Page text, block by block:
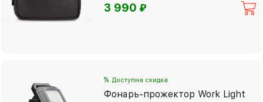
3 990⃏
% Доступна скидка
Фонарь-прожектор Work Light